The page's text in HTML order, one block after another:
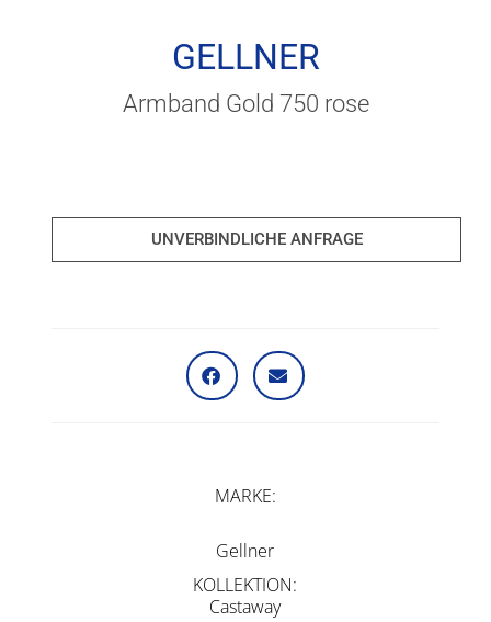
GELLNER
Armband Gold 750 rose
UNVERBINDLICHE ANFRAGE
MARKE
Gellner
KOLLEKTION
Castaway